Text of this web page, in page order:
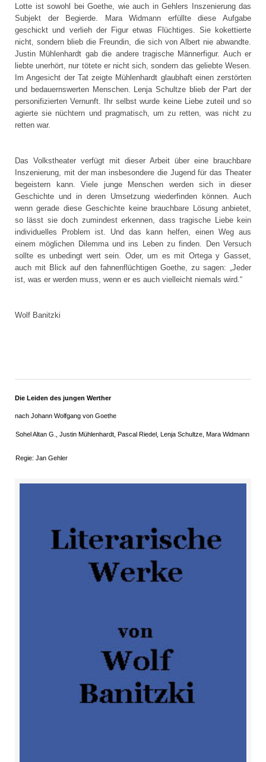
Lotte ist sowohl bei Goethe, wie auch in Gehlers Inszenierung das
Subjekt der Begierde. Mara Widmann erfüllte diese Aufgabe
geschickt und verlieh der Figur etwas Flüchtiges. Sie kokettierte
nicht, sondern blieb die Freundin, die sich von Albert nie abwandte.
Justin Mühlenhardt gab die andere tragische Männerfigur. Auch er
liebte unerhört, nur tötete er nicht sich, sondern das geliebte Wesen.
Im Angesicht der Tat zeigte Mühlenhardt glaubhaft einen zerstörten
und bedauernswerten Menschen. Lenja Schultze blieb der Part der
personifizierten Vernunft. Ihr selbst wurde keine Liebe zuteil und so
agierte sie nüchtern und pragmatisch, um zu retten, was nicht zu
retten war.
Das Volkstheater verfügt mit dieser Arbeit über eine brauchbare
Inszenierung, mit der man insbesondere die Jugend für das Theater
begeistern kann. Viele junge Menschen werden sich in dieser
Geschichte und in deren Umsetzung wiederfinden können. Auch
wenn gerade diese Geschichte keine brauchbare Lösung anbietet,
so lässt sie doch zumindest erkennen, dass tragische Liebe kein
individuelles Problem ist. Und das kann helfen, einen Weg aus
einem möglichen Dilemma und ins Leben zu finden. Den Versuch
sollte es unbedingt wert sein. Oder, um es mit Ortega y Gasset,
auch mit Blick auf den fahnenflüchtigen Goethe, zu sagen: „Jeder
ist, was er werden muss, wenn er es auch vielleicht niemals wird.“
Wolf Banitzki
Die Leiden des jungen Werther
nach Johann Wolfgang von Goethe
Sohel Altan G., Justin Mühlenhardt, Pascal Riedel, Lenja Schultze, Mara Widmann
Regie: Jan Gehler